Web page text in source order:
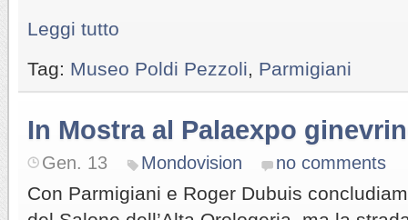
Leggi tutto
Tag: Museo Poldi Pezzoli Parmigiani
In Mostra al Palaexpo
Gen. 13 Mondovision no comments
Con Parmigiani e Roger Dubuis